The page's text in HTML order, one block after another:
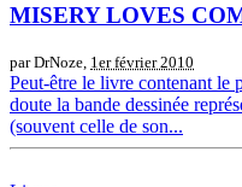
MISERY LOVES
par DrNoze, 1er février 2010
Peut-être le livre contenant le
doute la bande dessinée
(souvent celle de son...